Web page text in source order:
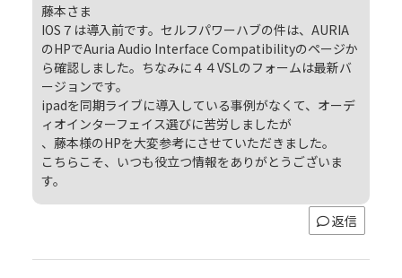
藤本さま
IOS７は導入前です。セルフパワーハブの件は、AURIA
のHPでAuria Audio Interface Compatibilityのページか
ら確認しました。ちなみに４４VSLのフォームは最新バ
ージョンです。
ipadを同期ライブに導入している事例がなくて、オーデ
ィオインターフェイス選びに苦労しましたが
、藤本様のHPを大変参考にさせていただきました。
こちらこそ、いつも役立つ情報をありがとうございま
す。
返信